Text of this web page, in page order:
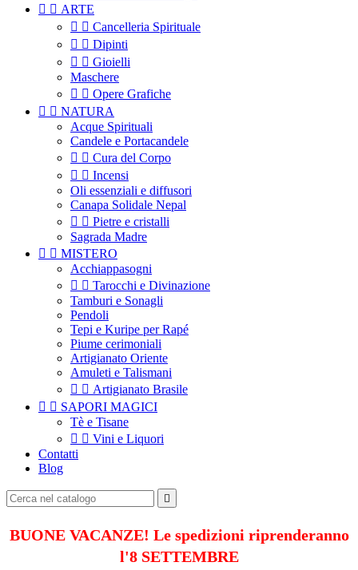
  ARTE
  Cancelleria Spirituale
  Dipinti
  Gioielli
Maschere
  Opere Grafiche
  NATURA
Acque Spirituali
Candele e Portacandele
  Cura del Corpo
  Incensi
Oli essenziali e diffusori
Canapa Solidale Nepal
  Pietre e cristalli
Sagrada Madre
  MISTERO
Acchiappasogni
  Tarocchi e Divinazione
Tamburi e Sonagli
Pendoli
Tepi e Kuripe per Rapé
Piume cerimoniali
Artigianato Oriente
Amuleti e Talismani
  Artigianato Brasile
  SAPORI MAGICI
Tè e Tisane
  Vini e Liquori
Contatti
Blog

BUONE VACANZE! Le spedizioni riprenderanno
l'8 SETTEMBRE